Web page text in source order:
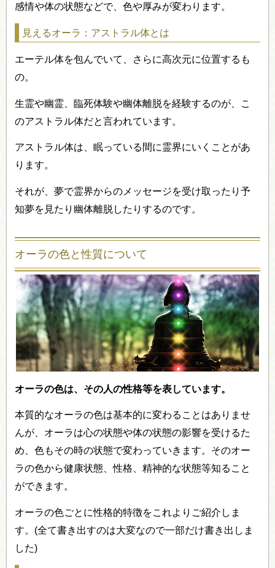
感情や体の状態などで、色や厚みが変わります。
見えるオーラ：アストラル体とは
エーテル体を包んでいて、さらに高次元に位置するも
の。
生霊や幽霊、臨死体験や幽体離脱を経験するのが、こ
のアストラル体だと言われています。
アストラル体は、眠っている間に霊界にいくことがあ
ります。
それが、夢で霊界からのメッセージを受け取ったり予
知夢を見たり幽体離脱したりするのです。
オーラの色と性質について
オーラの色は、その人の性格等を表しています。
本質的なオーラの色は基本的に変わることはありませ
んが、オーラは心の状態や体の状態の影響を受けるた
め、色もその時の状態で変わっていきます。そのオー
ラの色から健康状態、性格、精神的な状態等知ること
ができます。
オーラの色ごとに性格的特徴をこれよりご紹介しま
す。(全て書き出すのは大変なので一部だけ書き出しま
した)